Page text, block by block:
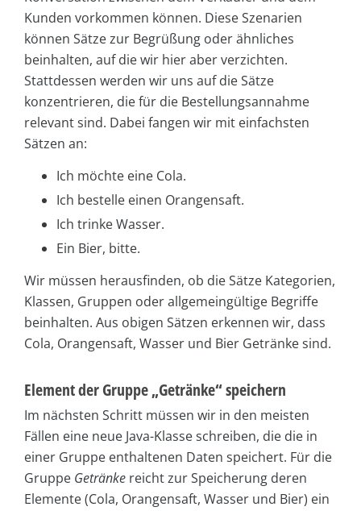
Kunden vorkommen können. Diese Szenarien
können Sätze zur Begrüßung oder ähnliches
beinhalten, auf die wir hier aber verzichten.
Stattdessen werden wir uns auf die Sätze
konzentrieren, die für die Bestellungsannahme
relevant sind. Dabei fangen wir mit einfachsten
Sätzen an:
Ich möchte eine Cola.
Ich bestelle einen Orangensaft.
Ich trinke Wasser.
Ein Bier, bitte.
Wir müssen herausfinden, ob die Sätze Kategorien,
Klassen, Gruppen oder allgemeingültige Begriffe
beinhalten. Aus obigen Sätzen erkennen wir, dass
Cola, Orangensaft, Wasser und Bier Getränke sind.
Element der Gruppe „Getränke“ speichern
Im nächsten Schritt müssen wir in den meisten
Fällen eine neue Java-Klasse schreiben, die die in
einer Gruppe enthaltenen Daten speichert. Für die
Gruppe Getränke reicht zur Speicherung deren
Elemente (Cola, Orangensaft, Wasser und Bier) ein